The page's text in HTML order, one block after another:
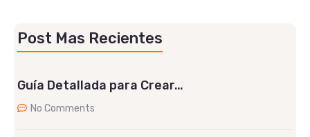
Post Mas Recientes
Guía Detallada para Crear…
No Comments